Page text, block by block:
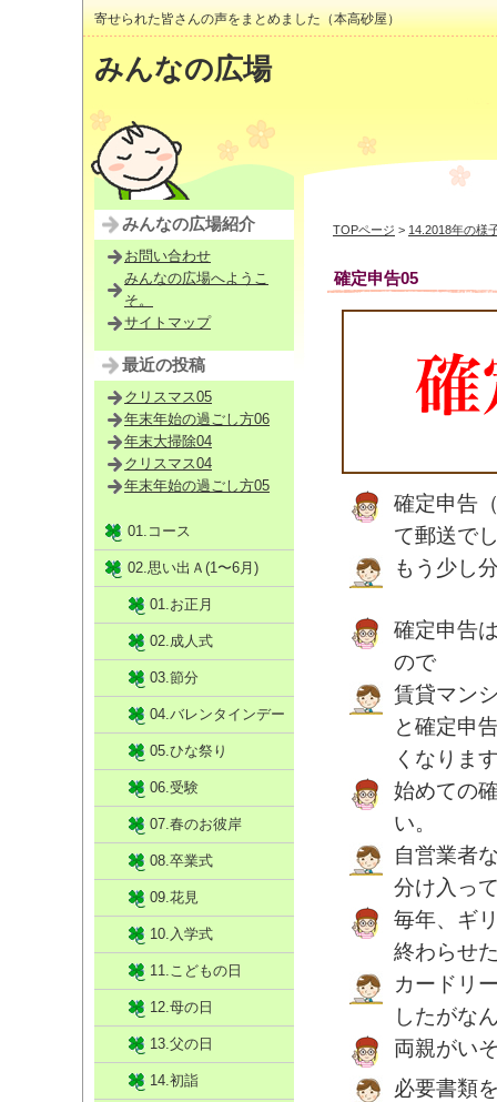
寄せられた皆さんの声をまとめました（本高砂屋）
みんなの広場
TOPページ > 14.2018年の様
確定申告05
確定申告
て郵送で
もう少し
確定申告
ので
賃貸マン
と確定申
くなりま
始めての
い。
自営業者
分け入っ
毎年、ギ
終わらせ
カードリ
したがな
両親がい
必要書類
みんなの広場紹介
お問い合わせ
みんなの広場へようこ
そ。
サイトマップ
最近の投稿
クリスマス05
年末年始の過ごし方06
年末大掃除04
クリスマス04
年末年始の過ごし方05
01.コース
02.思い出Ａ(1〜6月)
01.お正月
02.成人式
03.節分
04.バレンタインデー
05.ひな祭り
06.受験
07.春のお彼岸
08.卒業式
09.花見
10.入学式
11.こどもの日
12.母の日
13.父の日
14.初詣